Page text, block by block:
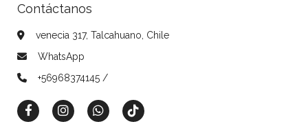
Contáctanos
venecia 317, Talcahuano, Chile
WhatsApp
+56968374145 /